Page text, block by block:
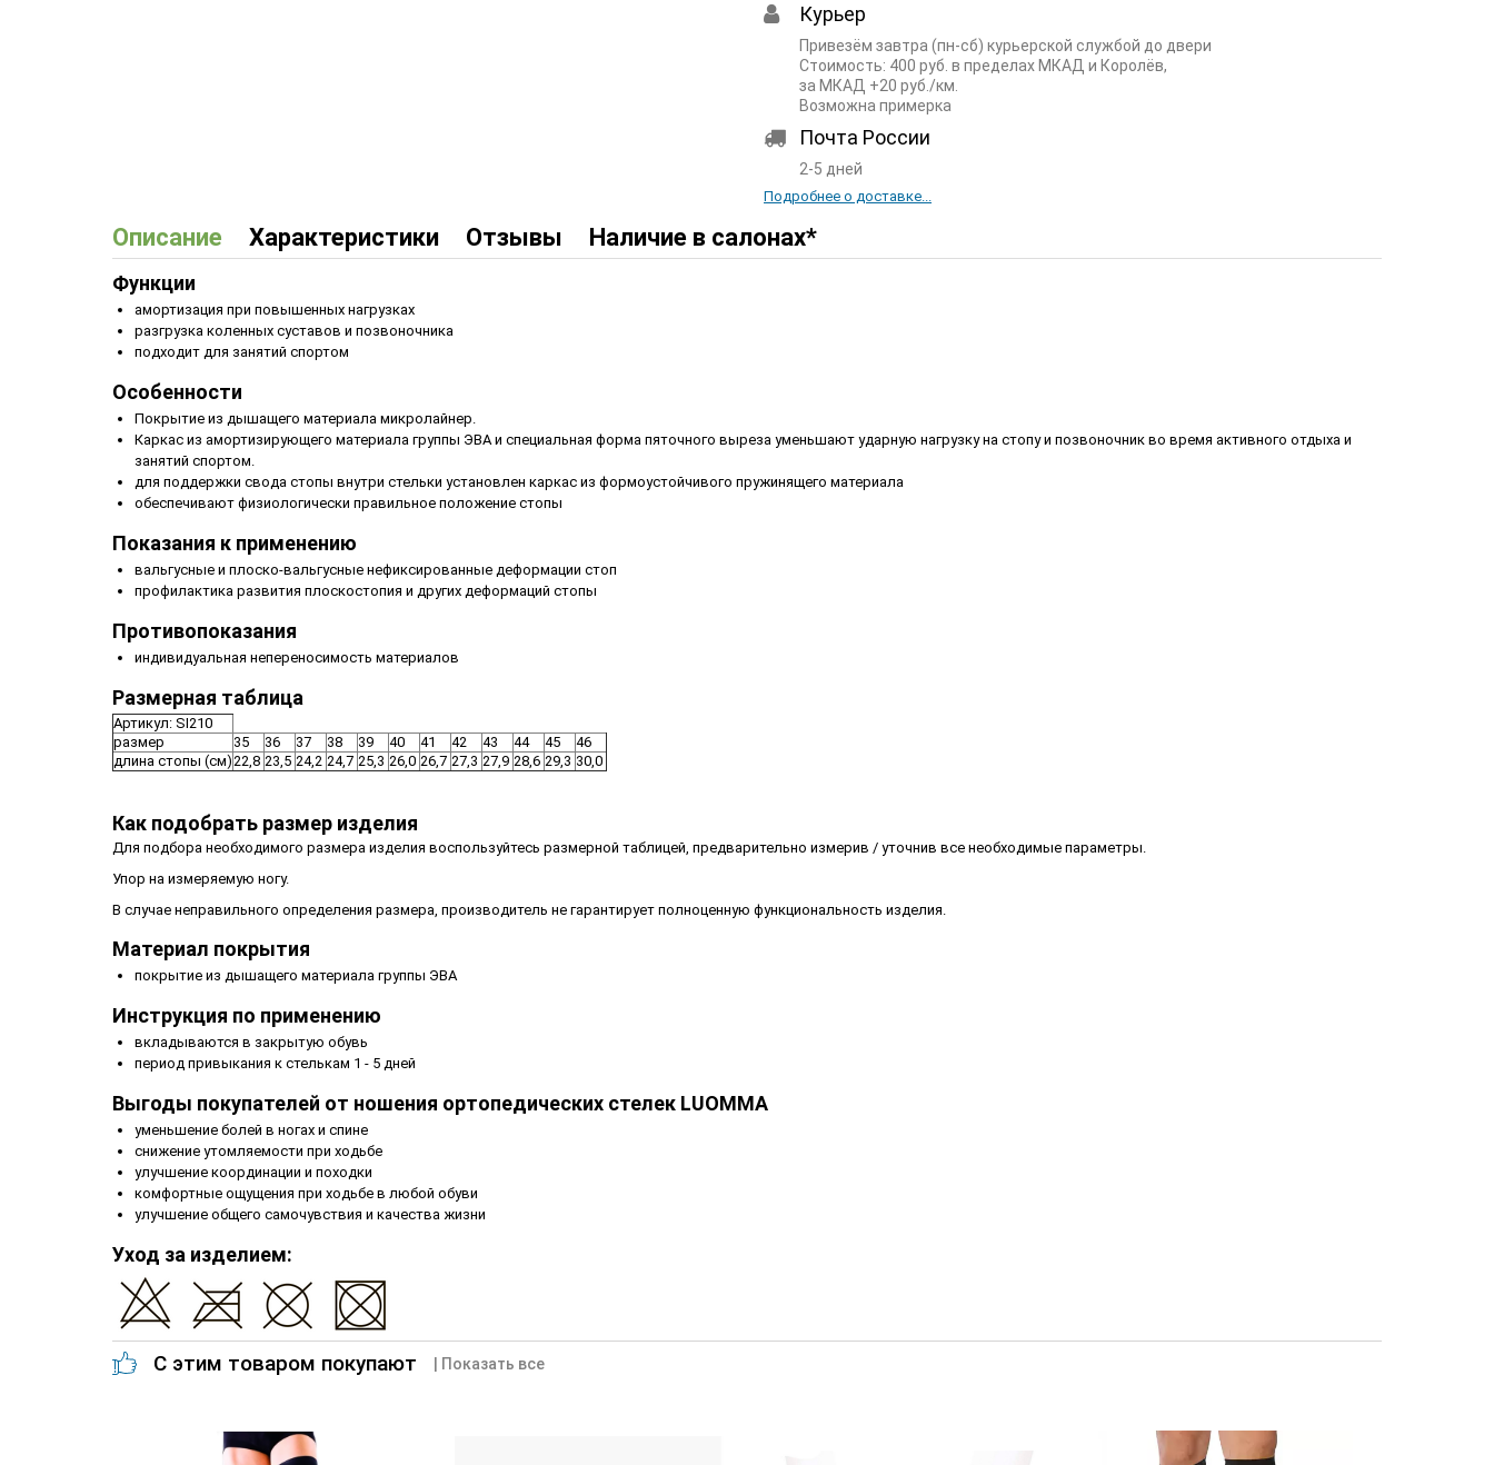
Курьер
Привезём завтра (пн-сб) курьерской службой до двери
Стоимость: 400 руб. в пределах МКАД и Королёв,
за МКАД +20 руб./км.
Возможна примерка
Почта России
2-5 дней
Подробнее о доставке...
Описание Характеристики Отзывы Наличие в салонах*
Функции
амортизация при повышенных нагрузках
разгрузка коленных суставов и позвоночника
подходит для занятий спортом
Особенности
Покрытие из дышащего материала микролайнер.
Каркас из амортизирующего материала группы ЭВА и специальная форма пяточного выреза уменьшают ударную нагрузку на стопу и позвоночник во время активного отдыха и
занятий спортом.
для поддержки свода стопы внутри стельки установлен каркас из формоустойчивого пружинящего материала
обеспечивают физиологически правильное положение стопы
Показания к применению
вальгусные и плоско-вальгусные нефиксированные деформации стоп
профилактика развития плоскостопия и других деформаций стопы
Противопоказания
индивидуальная непереносимость материалов
Размерная таблица
Артикул: SI210
размер
35 36 37 38 39 40 41 42 43 44 45
46
длина стопы (см) 22,8 23,5 24,2 24,7 25,3 26,0 26,7 27,3 27,9 28,6 29,3 30,0
Как подобрать размер изделия
Для подбора необходимого размера изделия воспользуйтесь размерной таблицей, предварительно измерив / уточнив все необходимые параметры.
Упор на измеряемую ногу.
В случае неправильного определения размера, производитель не гарантирует полноценную функциональность изделия.
Материал покрытия
покрытие из дышащего материала группы ЭВА
Инструкция по применению
вкладываются в закрытую обувь
период привыкания к стелькам 1 - 5 дней
Выгоды покупателей от ношения ортопедических стелек LUOMMA
уменьшение болей в ногах и спине
снижение утомляемости при ходьбе
улучшение координации и походки
комфортные ощущения при ходьбе в любой обуви
улучшение общего самочувствия и качества жизни
Уход за изделием:
С этим товаром покупают | Показать все